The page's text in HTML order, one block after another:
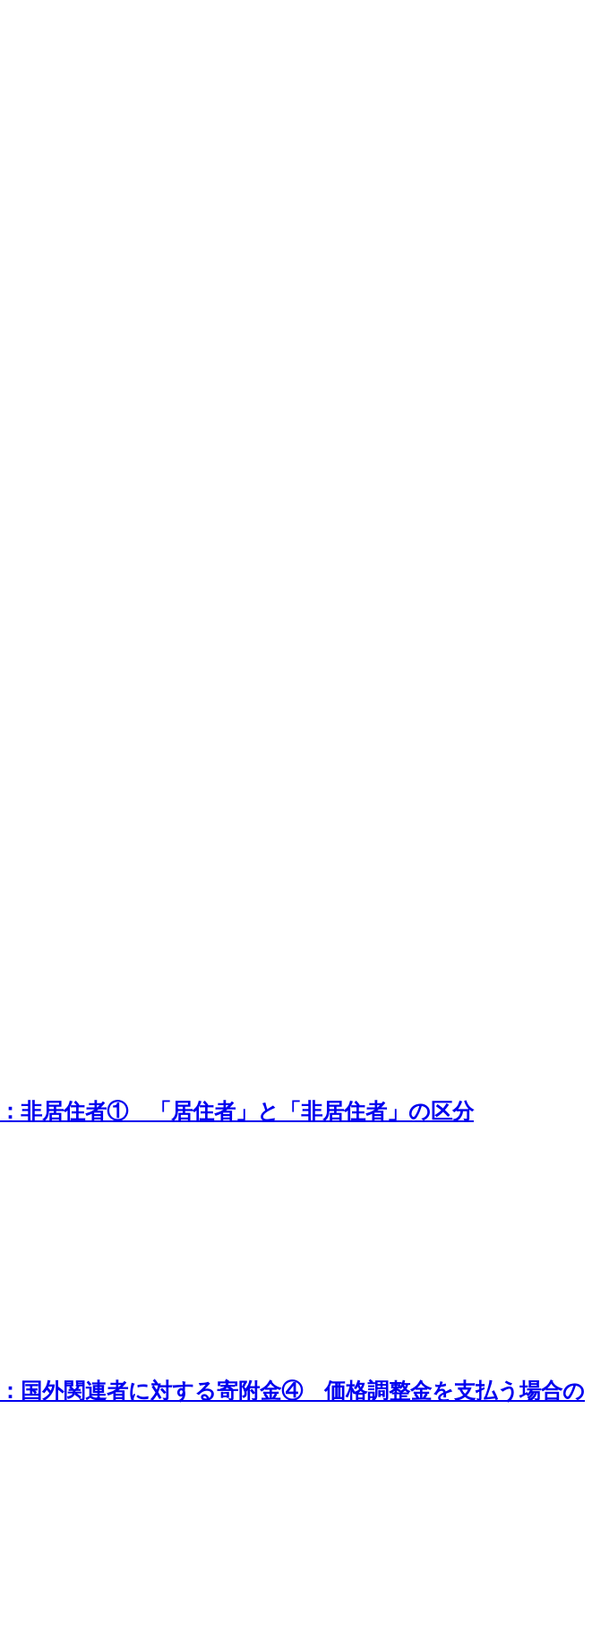
非居住者① 「居住者」と「非居住者」の区分
国外関連者に対する寄附金④ 価格調整金を支払う場合の